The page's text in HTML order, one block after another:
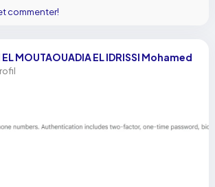
commenter!
MOUTAOUADIA EL IDRISSI Mohamed